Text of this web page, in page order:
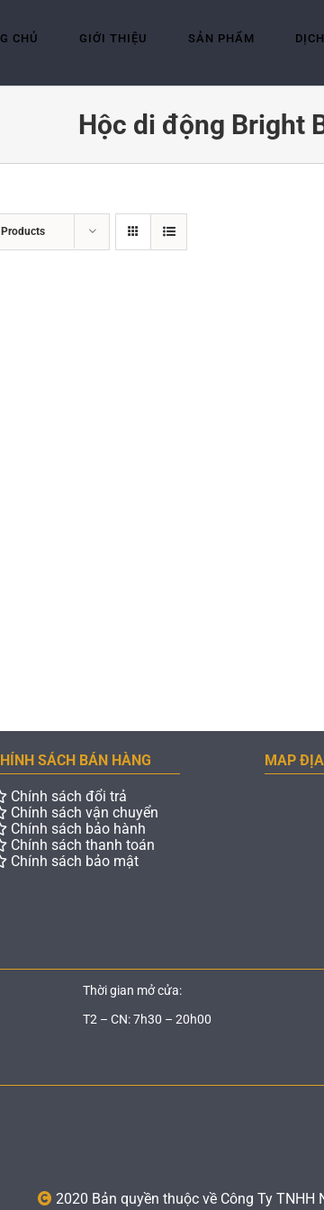
CHỦ GIỚI THIỆU SẢN PHẨM
Hộc di động Bright
SÁCH BÁN HÀNG
Chính sách đổi trả
Chính sách vận chuyển
Chính sách bảo hành
Chính sách thanh toán
Chính sách bảo mật
MAP
Thời gian mở cửa:
T2 – CN: 7h30 – 20h00
2020 Bản quyền thuộc về Công Ty TNHH